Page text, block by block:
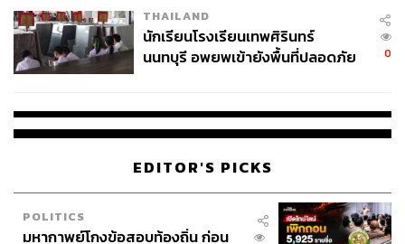
จ่ายหนี้-แอบระบุแบรนด์
THAILAND
นักเรียนโรงเรียนเทพศิรินทร์
นนทบุรี อพยพเข้ายังพื้นที่ปลอดภัย
0
EDITOR'S PICKS
POLITICS
มหากาพย์โกงข้อสอบท้องถิ่น ก่อน